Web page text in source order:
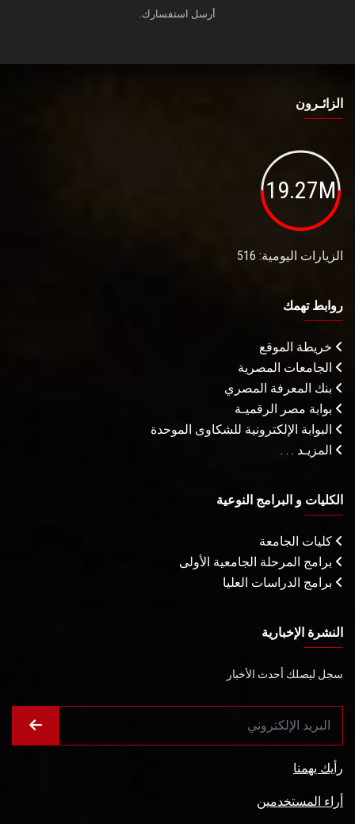
أرسل استفسارك.
الزائـرون
19.27M
الزيارات اليومية: 516
روابط تهمك
خريطة الموقع
الجامعات المصرية
بنك المعرفة المصري
بوابة مصر الرقميـة
البوابة الإلكترونية للشكاوى الموحدة
المزيـد . . .
الكليات و البرامج النوعية
كليات الجامعة
برامج المرحلة الجامعية الأولى
برامج الدراسات العليا
النشرة الإخبارية
سجل ليصلك أحدث الأخبار
رأيك يهمنا
أراء المستخدمين